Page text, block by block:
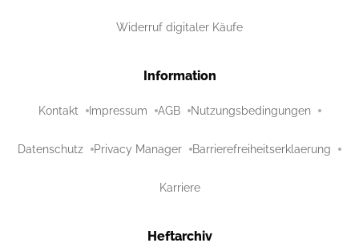
Widerruf digitaler Käufe
Information
Kontakt Impressum AGB Nutzungsbedingungen
Datenschutz Privacy Manager Barrierefreiheitserklaerung
Karriere
Heftarchiv